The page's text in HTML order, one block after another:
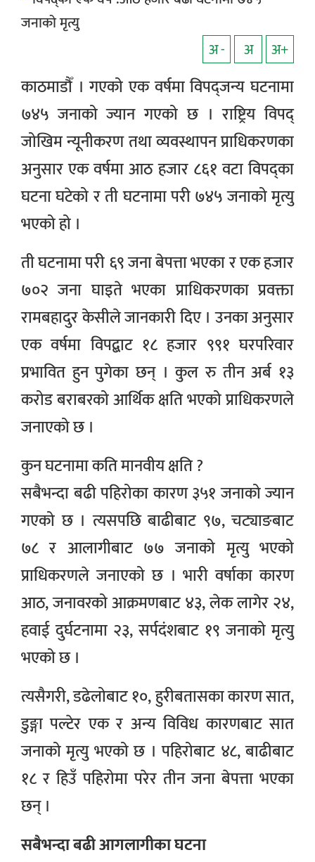
अ - अ अ+
काठमाडौँ । गएको एक वर्षमा विपद्जन्य घटनामा
७४५ जनाको ज्यान गएको छ । राष्ट्रिय विपद्
जोखिम न्यूनीकरण तथा व्यवस्थापन प्राधिकरणका
अनुसार एक वर्षमा आठ हजार ८६१ वटा विपद्का
घटना घटेको र ती घटनामा परी ७४५ जनाको मृत्यु
भएको हो ।
ती घटनामा परी ६९ जना बेपत्ता भएका र एक हजार
७०२ जना घाइते भएका प्राधिकरणका प्रवक्ता
रामबहादुर केसीले जानकारी दिए । उनका अनुसार
एक वर्षमा विपद्बाट १८ हजार ९९१ घरपरिवार
प्रभावित हुन पुगेका छन् । कुल रु तीन अर्ब १३
करोड बराबरको आर्थिक क्षति भएको प्राधिकरणले
जनाएको छ ।
कुन घटनामा कति मानवीय क्षति ?
सबैभन्दा बढी पहिरोका कारण ३५१ जनाको ज्यान
गएको छ । त्यसपछि बाढीबाट ९७, चट्याङबाट
७८ र आलागीबाट ७७ जनाको मृत्यु भएको
प्राधिकरणले जनाएको छ । भारी वर्षाका कारण
आठ, जनावरको आक्रमणबाट ४३, लेक लागेर २४,
हवाई दुर्घटनामा २३, सर्पदंशबाट १९ जनाको मृत्यु
भएको छ ।
त्यसैगरी, डढेलोबाट १०, हुरीबतासका कारण सात,
डुङ्गा पल्टेर एक र अन्य विविध कारणबाट सात
जनाको मृत्यु भएको छ । पहिरोबाट ४८, बाढीबाट
१८ र हिउँ पहिरोमा परेर तीन जना बेपत्ता भएका
छन् ।
सबैभन्दा बढी आगलागीका घटना